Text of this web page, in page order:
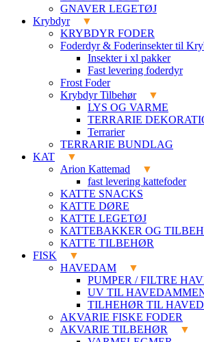
GNAVER LEGETØJ
Krybdyr
KRYBDYR FODER
Foderdyr & Foderinsekter til
Insekter i xl pakker
Fast levering foderdyr
Frost Foder
Krybdyr Tilbehør
LYS OG VARME
TERRARIE
Terrarier
TERRARIE BUNDLAG
KAT
Arion Kattemad
fast levering kattefoder
KATTE SNACKS
KATTE DØRE
KATTE LEGETØJ
KATTEBAKKER OG
KATTE TILBEHØR
FISK
HAVEDAM
PUMPER / FILTRE
UV TIL
TILHEHØR TIL
AKVARIE FISKE FODER
AKVARIE TILBEHØR